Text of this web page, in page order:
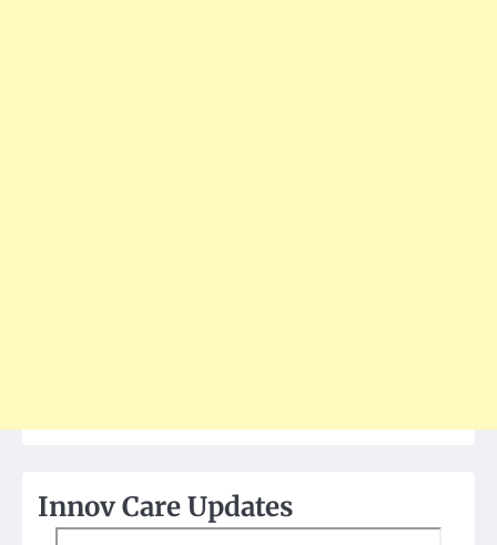
Innov Care Updates